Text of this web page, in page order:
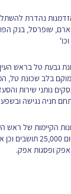
נהדרת
שופרסל, בנק
גבעת טל בראש
בלב שכונת טל,
נותני שירות
חניה נגישה
הקיימות של ראש
אפק, גבעת הסלעים
ופסגות אפק.